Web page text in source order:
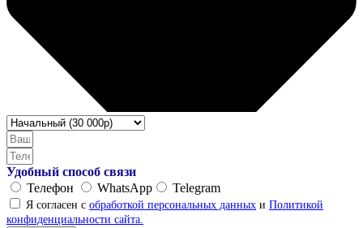
Удобный способ связи
Телефон
WhatsApp Telegram
Я согласен с обработкой персональных данных и Политикой
конфиденциальности сайта.